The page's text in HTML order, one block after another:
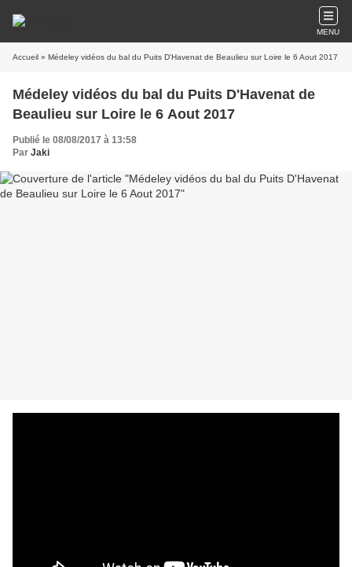
MENU
Accueil » Médeley vidéos du bal du Puits D'Havenat de Beaulieu sur Loire le 6 Aout 2017
Médeley vidéos du bal du Puits D'Havenat de
Beaulieu sur Loire le 6 Aout 2017
Publié le 08/08/2017 à 13:58
Par Jaki